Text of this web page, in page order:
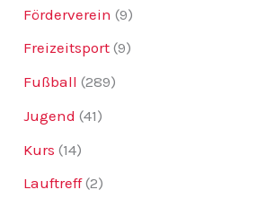
Förderverein (9)
Freizeitsport (9)
Fußball (289)
Jugend (41)
Kurs (14)
Lauftreff(2)